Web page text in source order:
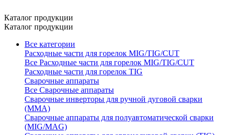
Каталог продукции
Каталог продукции
Все категории
Расходные части для горелок MIG/TIG/CUT
Все Расходные части для горелок MIG/TIG/CUT
Расходные части для горелок TIG
Сварочные аппараты
Все Сварочные аппараты
Сварочные инверторы для ручной дуговой сварки
(MMA)
Сварочные аппараты для полуавтоматической сварки
(MIG/MAG)